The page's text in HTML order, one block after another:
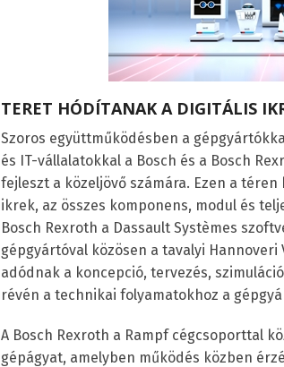
TERET HÓDÍTANAK A DIGITÁLIS
Szoros együttműködésben a
és IT-vállalatokkal a Bosch és a Bosch
fejleszt a közeljövő számára. Ezen a
ikrek, az összes komponens, modul és
Bosch Rexroth a Dassault Systèmes
gépgyártóval közösen a tavalyi
adódnak a koncepció, tervezés,
révén a technikai folyamatokhoz a
A Bosch Rexroth a Rampf cégcsoporttal
gépágyat, amelyben működés közben